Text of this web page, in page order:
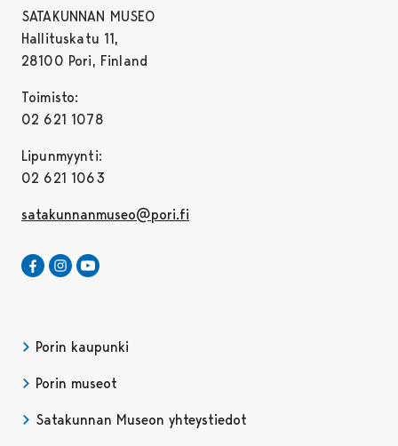
SATAKUNNAN MUSEO
Hallituskatu 11,
28100 Pori, Finland
Toimisto:
02 621 1078
Lipunmyynti:
02 621 1063
satakunnanmuseo@pori.fi
Satakunnan Museo Facebookissa
Avautuu uudessa välilehdessä
Satakunnan Museo Instagrammissa
Avautuu uudessa välilehdessä
Porin kaupunki
Porin museot
Satakunnan Museon yhteystiedot